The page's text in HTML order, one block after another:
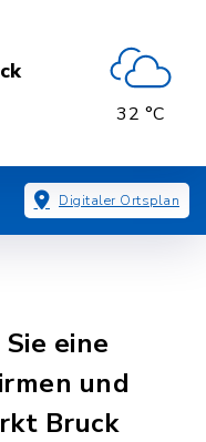
32 °C
Digitaler Ortsplan
eine
und
Bruck